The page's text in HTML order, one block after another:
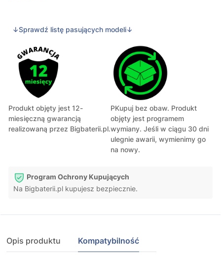
↓Sprawdź listę pasujących modeli↓
Produkt objęty jest 12-
miesięczną gwarancją
realizowaną przez Bigbaterii.pl.
PKupuj bez obaw. Produkt
objęty jest programem
wymiany. Jeśli w ciągu 30 dni
ulegnie awarii, wymienimy go
na nowy.
Program Ochrony Kupujących
Na Bigbaterii.pl kupujesz bezpiecznie.
Opis produktu Kompatybilność